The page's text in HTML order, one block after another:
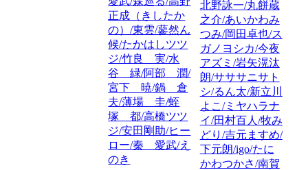
正成（きしたか
の）/東雲/蓼然ん
候/たかはしツツ
ジ/竹良 実/水
谷 緑/阿部 潤/
宮下 暁/鍋 倉
夫/薄場 圭/蛭
塚 都/高橋ツツ
ジ/安田剛助/ヒー
ロー/秦 愛武/え
のき
北野詠一/丸餅蔵
之介/あいかわみ
つみ/岡田卓也/ス
ガノヨシカ/今夜
アズミ/岩矢滉汰
朗/サササニサト
シ/るん太/新立川
よこ/ミヤハラナ
イ/田村百人/牧み
どり/吉元ますめ/
下元朗/igo/たに
かわつかさ/南賀